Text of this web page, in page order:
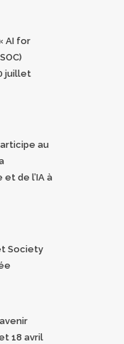
AI for
juillet
au
de l’IA à
Society
18 avril